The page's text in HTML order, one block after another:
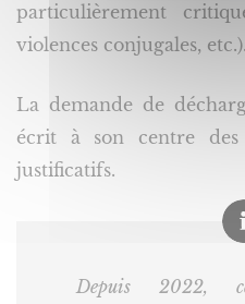
particulièrement
violences conjugales, etc.).
La demande de
écrit à son centre
justificatifs.
Depuis 2022,